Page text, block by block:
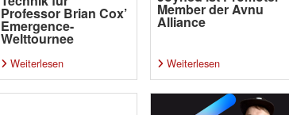
Professor Brian Cox’
Emergence-
Welttournee
Weiterlesen
Member der Avnu
Alliance
Weiterlesen